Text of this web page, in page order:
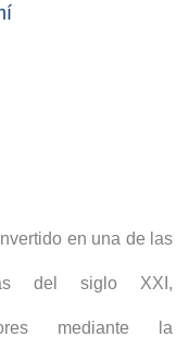
en una de las
del siglo XXI,
mediante la